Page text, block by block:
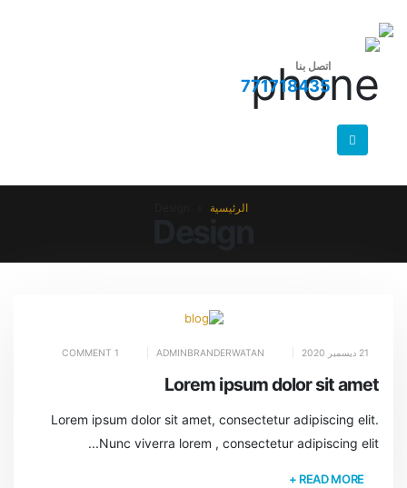
اتصل بنا
771718435
الرئيسية
Lorem ipsum dolor sit amet
21 ديسمبر 2020 ADMINBRANDERWATAN
1 COMMENT
Lorem ipsum dolor sit amet, consectetur adipiscing elit.
Nunc viverra lorem , consectetur adipiscing elit...
READ MORE +